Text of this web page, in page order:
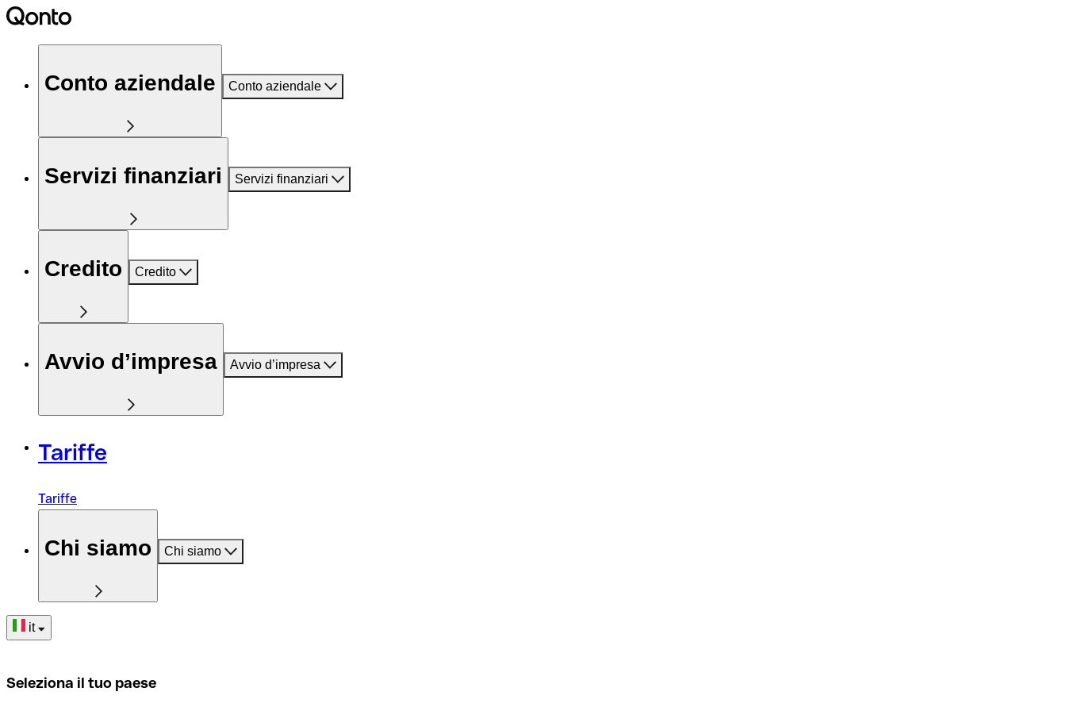
Conto aziendale Conto aziendale
Servizi finanziari Servizi finanziari
Credito Credito
Avvio d’impresa Avvio d’impresa
Tariffe
Tariffe
Chi siamo Chi siamo
it
Seleziona il tuo paese